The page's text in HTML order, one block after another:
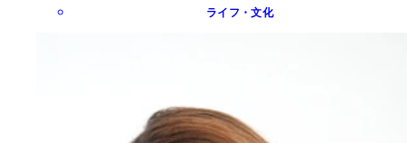
ライフ・文化